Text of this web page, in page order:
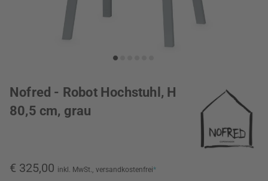
Nofred - Robot Hochstuhl, H
80,5 cm, grau
€ 325,00 inkl. MwSt., versandkostenfrei*